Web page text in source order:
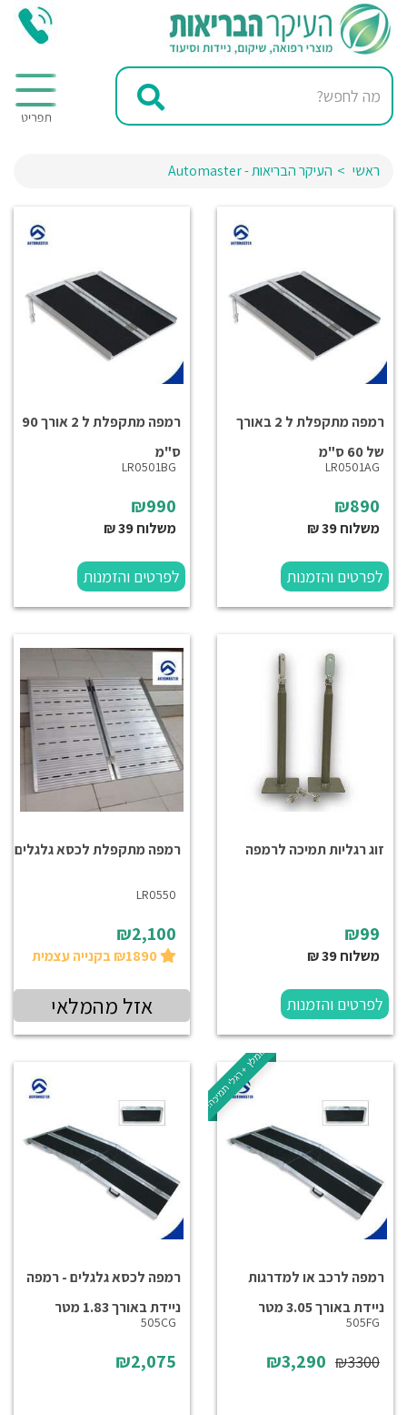
ראשי העיקר הבריאות - Automaster
רמפה מתקפלת ל 2 באורך
של 60 ס"מ
LR0501AG
₪890
משלוח 39 ₪
לפרטים והזמנות
רמפה מתקפלת ל 2 אורך 90
ס"מ
LR0501BG
₪990
משלוח 39 ₪
לפרטים והזמנות
זוג רגליות תמיכה לרמפה
₪99
משלוח 39 ₪
לפרטים והזמנות
רמפה מתקפלת לכסא גלגלים
LR0550
₪2,100
אזל מהמלאי
מומלץ + רגלי תמיכה!
רמפה לרכב או למדרגות
ניידת באורך 3.05 מטר
505FG
₪3,290 ₪3300
רמפה לכסא גלגלים - רמפה
ניידת באורך 1.83 מטר
505CG
₪2,075